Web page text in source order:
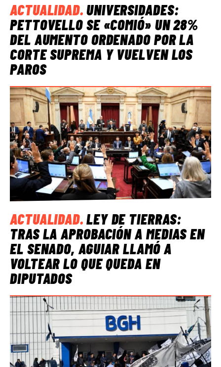
ACTUALIDAD.UNIVERSIDADES:
PETTOVELLO SE «COMIÓ» UN 28%
DEL AUMENTO ORDENADO POR LA
CORTE SUPREMA Y VUELVEN LOS
PAROS
ACTUALIDAD.LEY DE TIERRAS:
TRAS LA APROBACIÓN A MEDIAS EN
EL SENADO, AGUIAR LLAMÓ A
VOLTEAR LO QUE QUEDA EN
DIPUTADOS